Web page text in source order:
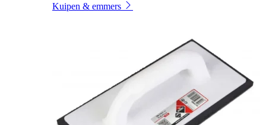
Kuipen & emmers